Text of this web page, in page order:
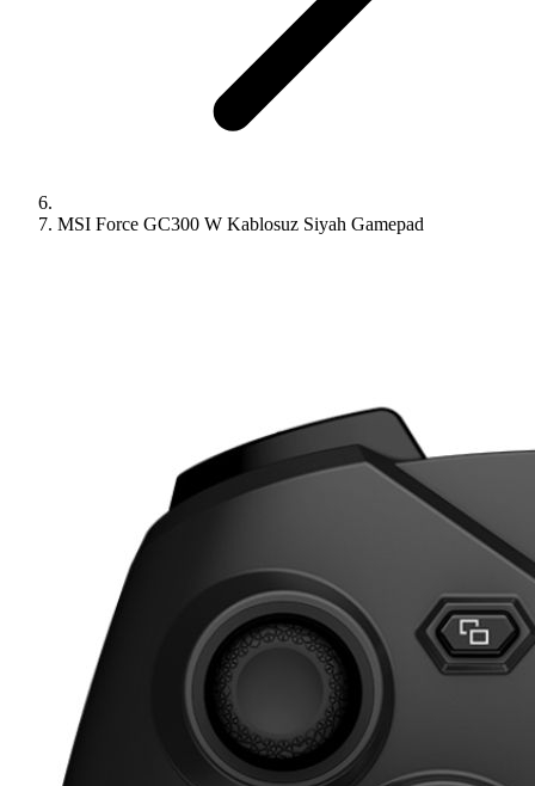
MSI Force GC300 W Kablosuz Siyah Gamepad